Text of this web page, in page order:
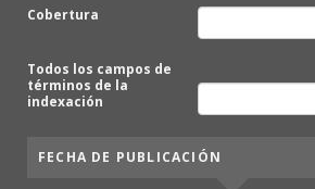
Cobertura
Todos los campos de
términos de la
indexación
FECHA DE PUBLICACIÓN